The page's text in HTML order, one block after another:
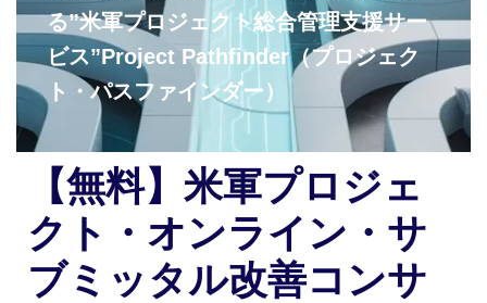
る”米軍プロジェクト総合管理支援サー
ビス”Project Pathfinder（プロジェク
ト・パスファインダー）
【無料】米軍プロジェ
クト・オンライン・サ
ブミッタル改善コンサ